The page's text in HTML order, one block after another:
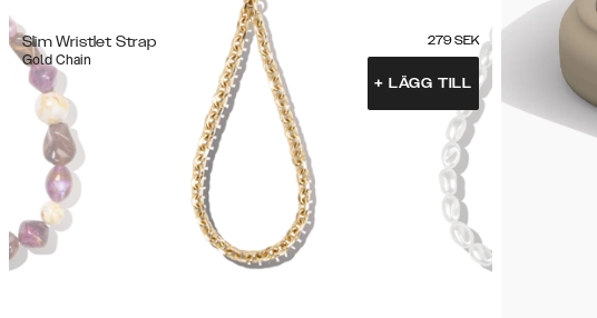
Slim Wristlet Strap
Gold Chain
279 SEK
+ LÄGG TILL